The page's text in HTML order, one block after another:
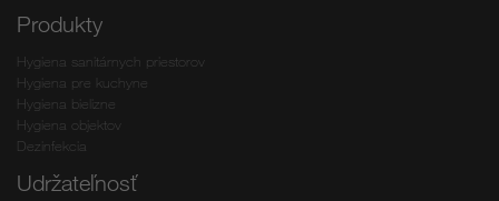
Produkty
Hygiena sanitárnych priestorov
Hygiena pre kuchyne
Hygiena bielizne
Hygiena objektov
Dezinfekcia
Udržateľnosť